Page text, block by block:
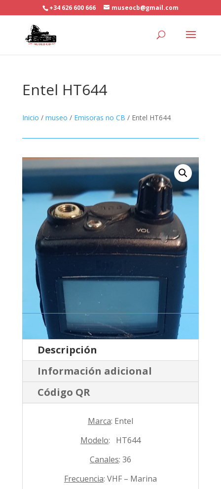
+34 626 600 666 museocb@gmail.com
Entel HT644
Inicio / museo / Emisoras no CB / Entel HT644
Descripción
Información adicional
Código QR
Marca: Entel
Modelo: HT644
Canales: 36
Frecuencia: VHF – Marina